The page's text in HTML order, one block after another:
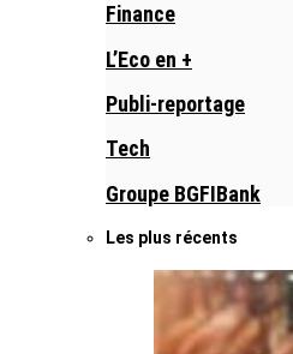
Finance
L’Eco en +
Publi-reportage
Tech
Groupe BGFIBank
Les plus récents